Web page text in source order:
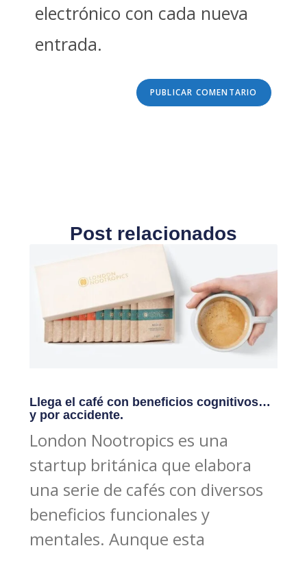
electrónico con cada nueva
entrada.
Post relacionados
Llega el café con beneficios cognitivos…
y por accidente.
London Nootropics es una
startup británica que elabora
una serie de cafés con diversos
beneficios funcionales y
mentales. Aunque esta